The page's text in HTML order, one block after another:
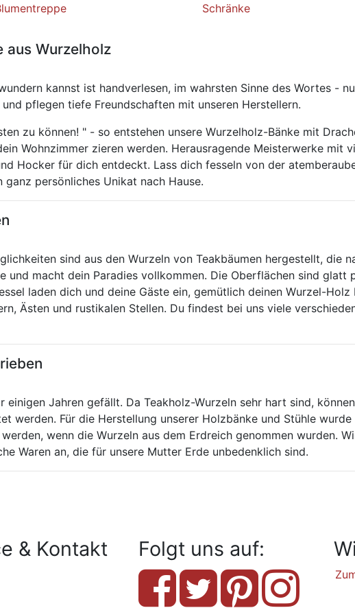
Schränke
aus Wurzelholz
kannst ist handverlesen, im wahrsten Sinne des Wortes -
pflegen tiefe Freundschaften mit unseren Herstellern.
zu können! " - so entstehen unsere Wurzelholz-Bänke mit
Wohnzimmer zieren werden. Herausragende Meisterwerke mit
Hocker für dich entdeckt. Lass dich fesseln von der
persönliches Unikat nach Hause.
sind aus den Wurzeln von Teakbäumen hergestellt, die
und macht dein Paradies vollkommen. Die Oberflächen sind glatt
laden dich und deine Gäste ein, gemütlich deinen Wurzel-Holz
Ästen und rustikalen Stellen. Du findest bei uns viele
Jahren gefällt. Da Teakholz-Wurzeln sehr hart sind,
werden. Für die Herstellung unserer Holzbänke und Stühle
wenn die Wurzeln aus dem Erdreich genommen wurden.
Waren an, die für unsere Mutter Erde unbedenklich sind.
& Kontakt Folgt uns auf: